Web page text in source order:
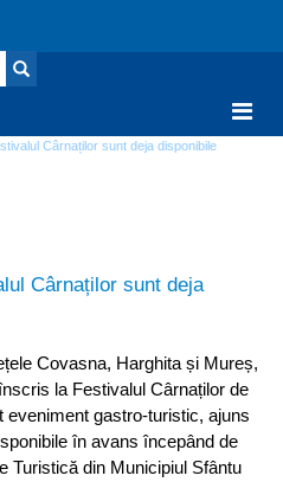
Cârnaților sunt deja disponibile
Covasna, Harghita și Mureș,
la Festivalul Cârnaților de
gastro-turistic, ajuns
în avans începând de
Turistică din Municipiul Sfântu